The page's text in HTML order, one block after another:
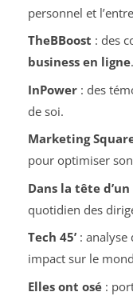
personnel et
TheBBoost : des
business en ligne.
InPower: des
de soi.
Marketing
pour optimiser
Dans la tête d’un
quotidien des
Tech 45’: analyse
impact sur le
Elles ont osé: